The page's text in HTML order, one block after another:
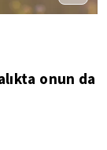
onun da